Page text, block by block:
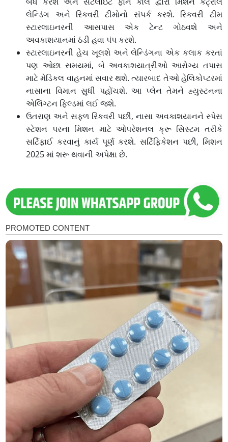
લેન્ડિંગ અને રિકવરી ટીમોનો સંપર્ક કરશે. રિકવરી ટીમ
સ્ટારલાઇનરની આસપાસ એક ટેન્ટ ગોઠવશે અને
અવકાશયાનમાં ઠંડી હવા પંપ કરશે.
સ્ટારલાઇનરની હેચ ખૂલશે અને લેન્ડિંગના એક કલાક કરતાં
પણ ઓછા સમયમાં, બે અવકાશયાત્રીઓ આરોગ્ય તપાસ
માટે મેડિકલ વાહનમાં સવાર થશે. ત્યારબાદ તેઓ હેલિકોપ્ટરમાં
નાસાના વિમાન સુધી પહોંચશે. આ પ્લેન તેમને હ્યુસ્ટનના
એલિંગ્ટન ફિલ્ડમાં લઈ જશે.
ઉતરાણ અને સફળ રિકવરી પછી, નાસા અવકાશયાનને સ્પેસ
સ્ટેશન પરના મિશન માટે ઓપરેશનલ ક્રૂ સિસ્ટમ તરીકે
સર્ટિફાઈ કરવાનું કાર્ય પૂર્ણ કરશે. સર્ટિફિકેશન પછી, મિશન
2025 માં શરૂ થવાની અપેક્ષા છે.